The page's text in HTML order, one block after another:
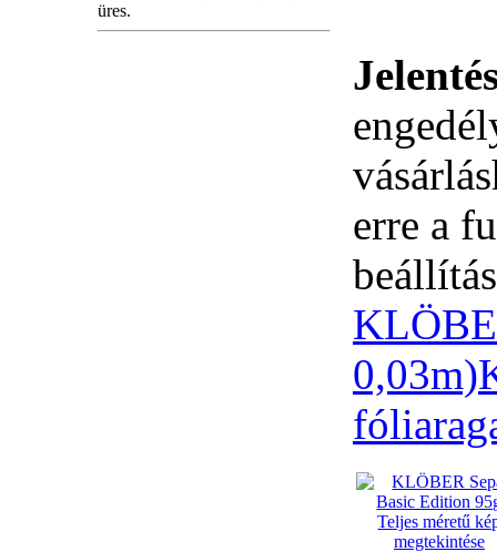
üres.
erre a
0,03m)
Teljes méretű
megtekintése